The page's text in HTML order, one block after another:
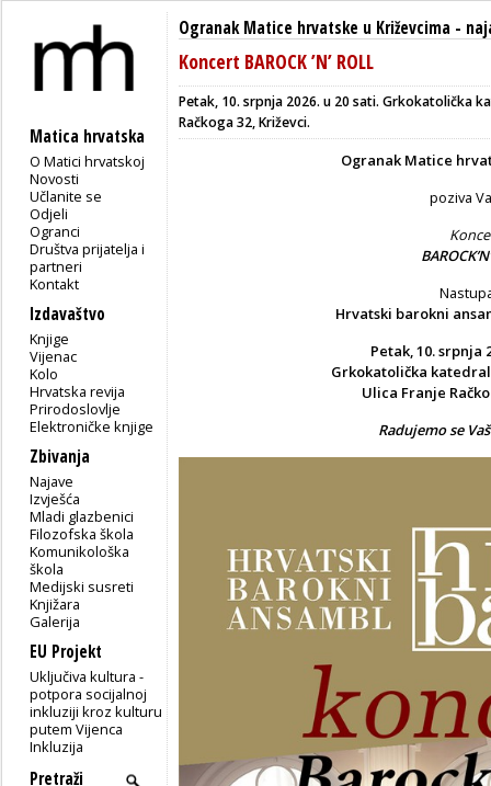
Matica hrvatska
O Matici hrvatskoj
Novosti
Učlanite se
Odjeli
Ogranci
Društva prijatelja i
partneri
Kontakt
Izdavaštvo
Knjige
Vijenac
Kolo
Hrvatska revija
Prirodoslovlje
Elektroničke knjige
Zbivanja
Najave
Izvješća
Mladi glazbenici
Filozofska škola
Komunikološka
škola
Medijski susreti
Knjižara
Galerija
EU Projekt
Uključiva kultura -
potpora socijalnoj
inkluziji kroz kulturu
putem Vijenca
Inkluzija
Ogranak Matice hrvatske u Križevcima -
Koncert BAROCK ’N’ ROLL
Petak, 10. srpnja 2026. u 20 sati. Grkokatolička
Račkoga 32, Križevci.
Ogranak Matice
poziva
Hrvatski barokni
Petak, 10. srpnja
Grkokatolička
Ulica Franje
Radujemo se